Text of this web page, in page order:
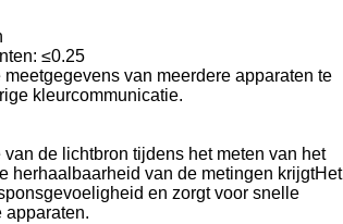
≤0.25
van meerdere apparaten te
kleurcommunicatie.
de lichtbron tijdens het meten van het
herhaalbaarheid van de metingen krijgtHet
en zorgt voor snelle
apparaten.